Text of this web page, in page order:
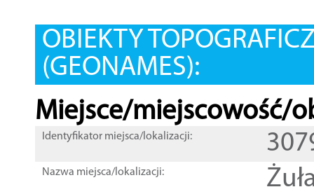
OBIEKTY
(GEONAMES):
Miejsce/miejscowość/
Identyfikator miejsca/lokalizacji:
Nazwa miejsca/lokalizacji: